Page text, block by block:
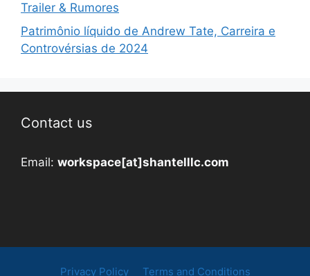
Trailer & Rumores
Patrimônio líquido de Andrew Tate, Carreira e
Controvérsias de 2024
Contact us
Email: workspace[at]shantelllc.com
Privacy Policy Terms and Conditions